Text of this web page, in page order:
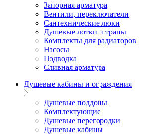
Запорная арматура
Вентили, переключатели
Сантехнические люки
Душевые лотки и трапы
Комплекты для радиаторов
Насосы
Подводка
Сливная арматура
Душевые кабины и ограждения
Душевые поддоны
Комплектующие
Душевые перегородки
Душевые кабины